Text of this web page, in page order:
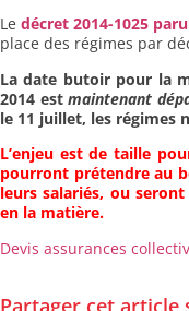
Ledécret 2014-1025
place des régimes par
La date butoir pour la
2014 estmaintenant
le 11 juillet, les régimes
L’enjeu est de taille
pourront prétendre au
leurs salariés, ou
en la matière.
Devis assurances
Partager cet article